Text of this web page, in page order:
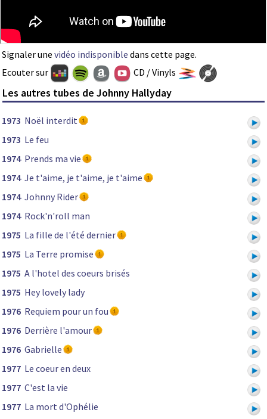
Signaler une vidéo indisponible dans cette page.
Ecouter sur
CD / Vinyls
Les autres tubes de Johnny Hallyday
1973 Noël interdit
1973 Le feu
1974 Prends ma vie
1974 Je t'aime, je t'aime, je t'aime
1974 Johnny Rider
1974 Rock'n'roll man
1975 La fille de l'été dernier
1975 La Terre promise
1975 A l'hotel des coeurs brisés
1975 Hey lovely lady
1976 Requiem pour un fou
1976 Derrière l'amour
1976 Gabrielle
1977 Le coeur en deux
1977 C'est la vie
1977 La mort d'Ophélie